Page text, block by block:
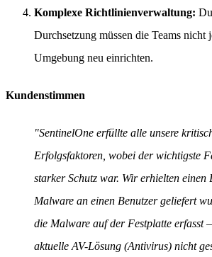
Komplexe Richtlinienverwaltung:
Durchsetzung müssen die Teams nicht
Umgebung neu einrichten.
Kundenstimmen
"SentinelOne erfüllte alle unsere
Erfolgsfaktoren, wobei der wichtigste
starker Schutz war. Wir erhielten einen
Malware an einen Benutzer geliefert
die Malware auf der Festplatte erfasst
aktuelle AV-Lösung (Antivirus) nicht